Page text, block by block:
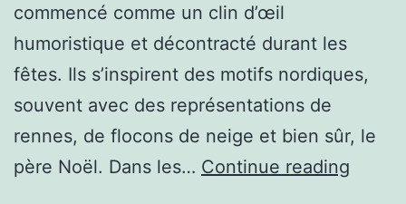
commencé comme un clin d’œil
humoristique et décontracté durant les
fêtes. Ils s’inspirent des motifs nordiques,
souvent avec des représentations de
rennes, de flocons de neige et bien sûr, le
père Noël. Dans les… Continue reading